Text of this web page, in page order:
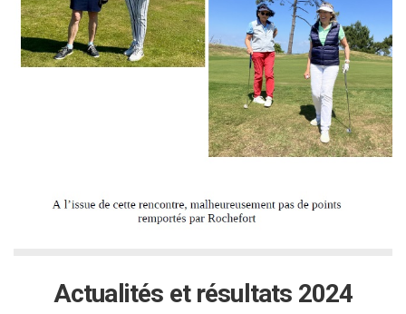
Actualités et résultats 2024